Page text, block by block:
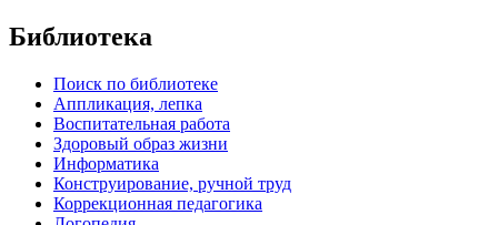
Библиотека
Поиск по библиотеке
Аппликация, лепка
Воспитательная работа
Здоровый образ жизни
Информатика
Конструирование, ручной труд
Коррекционная педагогика